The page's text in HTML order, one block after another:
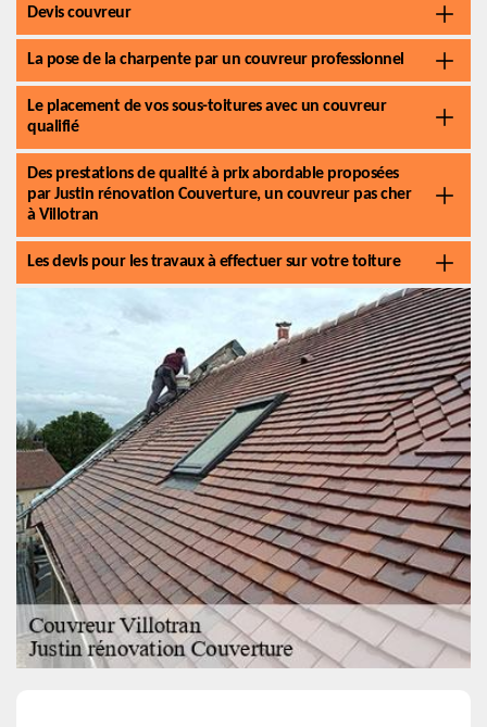
Devis couvreur
La pose de la charpente par un couvreur professionnel
Le placement de vos sous-toitures avec un couvreur
qualifié
Des prestations de qualité à prix abordable proposées
par Justin rénovation Couverture, un couvreur pas cher
à Villotran
Les devis pour les travaux à effectuer sur votre toiture